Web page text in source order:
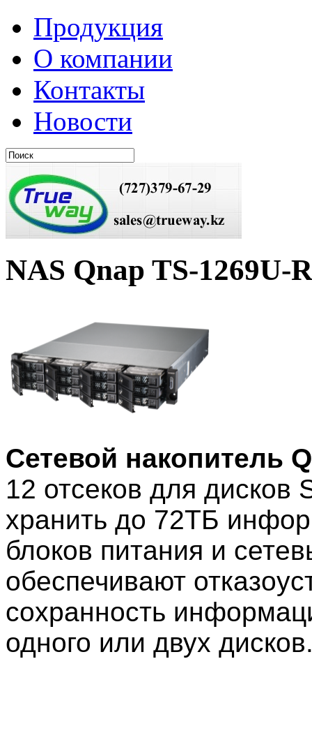
Продукция
О компании
Контакты
Новости
NAS Qnap TS-1269U-
Сетевой накопитель
12 отсеков для дисков
хранить до 72ТБ
блоков питания и
обеспечивают
сохранность
одного или двух